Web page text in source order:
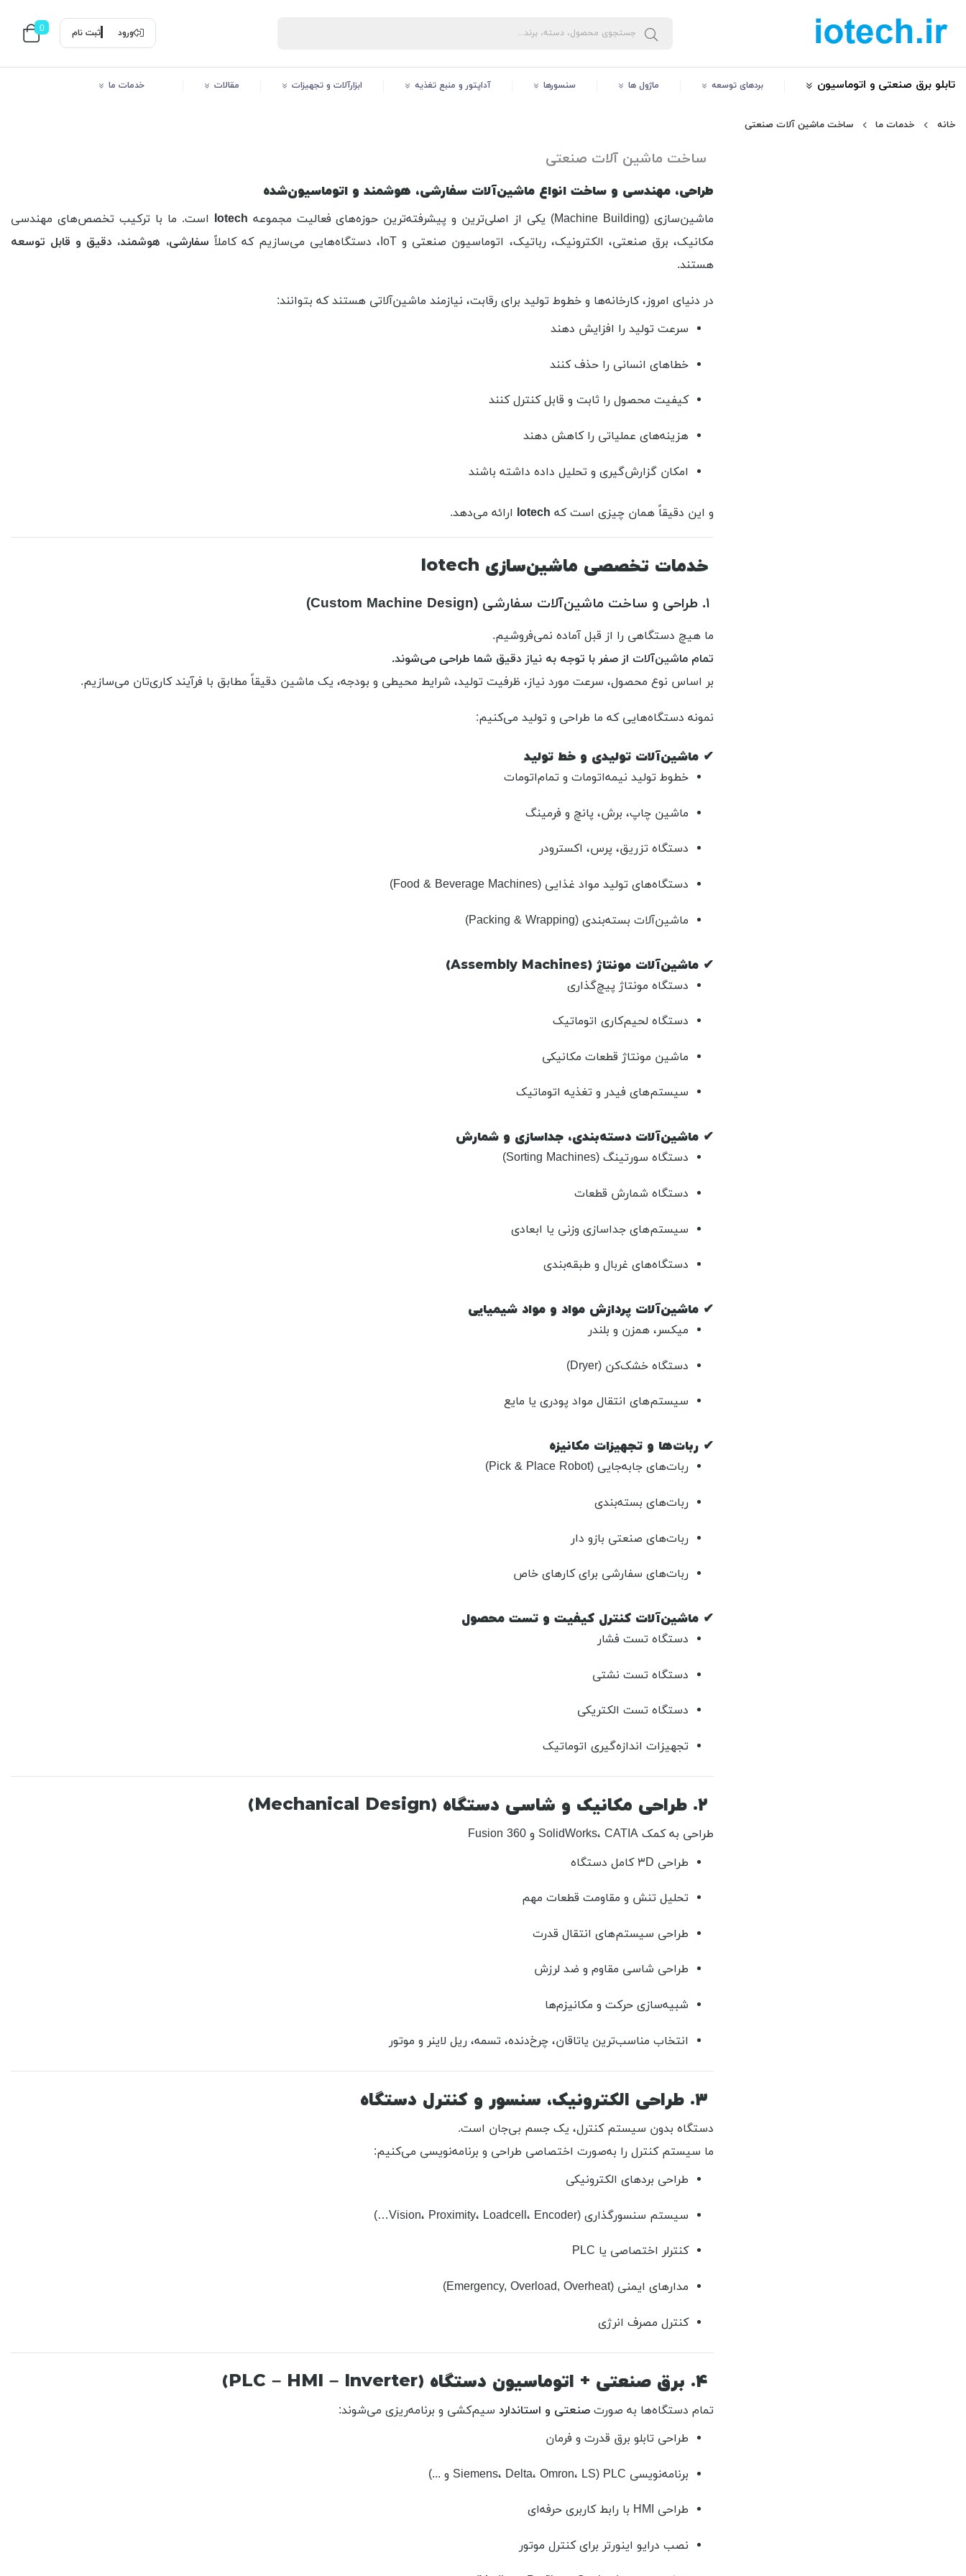
ورود ثبت نام 0
تابلو برق صنعتی و اتوماسیون بردهای توسعه ماژول ها سنسورها آداپتور و منبع تغذیه ابزارآلات و تجهیزات مقالات خدمات ما
خانه خدمات ما ساخت ماشین آلات صنعتی
ساخت ماشین آلات صنعتی
طراحی، مهندسی و ساخت انواع ماشین‌آلات سفارشی، هوشمند و اتوماسیون‌شده
ماشین‌سازی (Machine Building) یکی از اصلی‌ترین و پیشرفته‌ترین حوزه‌های فعالیت مجموعه Iotech است. ما با ترکیب تخصص‌های مهندسی
مکانیک، برق صنعتی، الکترونیک، رباتیک، اتوماسیون صنعتی و IoT، دستگاه‌هایی می‌سازیم که کاملاً
سفارشی، هوشمند، دقیق و قابل توسعه
هستند.
در دنیای امروز، کارخانه‌ها و خطوط تولید برای رقابت، نیازمند ماشین‌آلاتی هستند که بتوانند:
سرعت تولید را افزایش دهند
خطاهای انسانی را حذف کنند
کیفیت محصول را ثابت و قابل کنترل کنند
هزینه‌های عملیاتی را کاهش دهند
امکان گزارش‌گیری و تحلیل داده داشته باشند
و این دقیقاً همان چیزی است که Iotech ارائه می‌دهد.
خدمات تخصصی ماشین‌سازی Iotech
ما هیچ دستگاهی را از قبل آماده نمی‌فروشیم.
تمام ماشین‌آلات از صفر با توجه به نیاز دقیق شما طراحی می‌شوند.
بر اساس نوع محصول، سرعت مورد نیاز، ظرفیت تولید، شرایط محیطی و بودجه، یک ماشین دقیقاً مطابق با فرآیند کاری‌تان می‌سازیم.
نمونه‌ دستگاه‌هایی که ما طراحی و تولید می‌کنیم:
✔ ماشین‌آلات تولیدی و خط تولید
خطوط تولید نیمه‌اتومات و تمام‌اتومات
ماشین چاپ، برش، پانچ و فرمینگ
دستگاه تزریق، پرس، اکسترودر
دستگاه‌های تولید مواد غذایی (Food & Beverage Machines)
ماشین‌آلات بسته‌بندی (Packing & Wrapping)
✔ ماشین‌آلات مونتاژ (Assembly Machines)
دستگاه مونتاژ پیچ‌گذاری
دستگاه لحیم‌کاری اتوماتیک
ماشین مونتاژ قطعات مکانیکی
سیستم‌های فیدر و تغذیه اتوماتیک
✔ ماشین‌آلات دسته‌بندی، جداسازی و شمارش
دستگاه سورتینگ (Sorting Machines)
دستگاه شمارش قطعات
سیستم‌های جداسازی وزنی یا ابعادی
دستگاه‌های غربال و طبقه‌بندی
✔ ماشین‌آلات پردازش مواد و مواد شیمیایی
میکسر، همزن و بلندر
دستگاه خشک‌کن (Dryer)
سیستم‌های انتقال مواد پودری یا مایع
✔ ربات‌ها و تجهیزات مکانیزه
ربات‌های جابه‌جایی (Pick & Place Robot)
ربات‌های بسته‌بندی
ربات‌های صنعتی بازو دار
ربات‌های سفارشی برای کارهای خاص
✔ ماشین‌آلات کنترل کیفیت و تست محصول
دستگاه تست فشار
دستگاه تست نشتی
دستگاه تست الکتریکی
تجهیزات اندازه‌گیری اتوماتیک
۲. طراحی مکانیک و شاسی دستگاه (Mechanical Design)
طراحی به کمک SolidWorks، CATIA و Fusion 360
طراحی ۳D کامل دستگاه
تحلیل تنش و مقاومت قطعات مهم
طراحی سیستم‌های انتقال قدرت
طراحی شاسی مقاوم و ضد لرزش
شبیه‌سازی حرکت و مکانیزم‌ها
انتخاب مناسب‌ترین یاتاقان، چرخ‌دنده، تسمه، ریل لاینر و موتور
۳. طراحی الکترونیک، سنسور و کنترل دستگاه
دستگاه بدون سیستم کنترل، یک جسم بی‌جان است.
ما سیستم کنترل را به‌صورت اختصاصی طراحی و برنامه‌نویسی می‌کنیم:
طراحی بردهای الکترونیکی
سیستم سنسورگذاری (Vision، Proximity، Loadcell، Encoder…)
کنترلر اختصاصی یا PLC
مدارهای ایمنی (Emergency, Overload, Overheat)
کنترل مصرف انرژی
۴. برق صنعتی + اتوماسیون دستگاه (PLC – HMI – Inverter)
تمام دستگاه‌ها به صورت صنعتی و استاندارد سیم‌کشی و برنامه‌ریزی می‌شوند:
طراحی تابلو برق قدرت و فرمان
برنامه‌نویسی PLC (Siemens، Delta، Omron، LS و ...)
طراحی HMI با رابط کاربری حرفه‌ای
نصب درایو اینورتر برای کنترل موتور